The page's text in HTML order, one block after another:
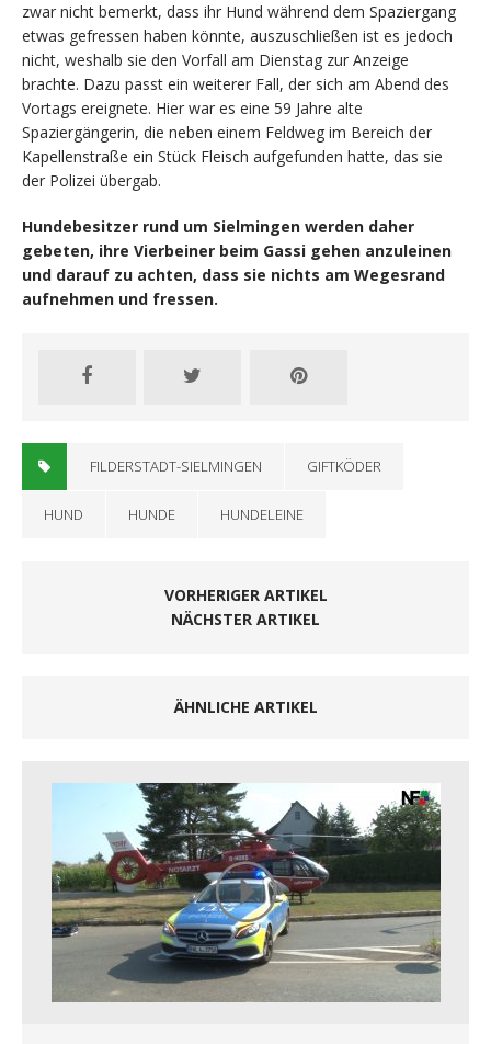
zwar nicht bemerkt, dass ihr Hund während dem Spaziergang
etwas gefressen haben könnte, auszuschließen ist es jedoch
nicht, weshalb sie den Vorfall am Dienstag zur Anzeige
brachte. Dazu passt ein weiterer Fall, der sich am Abend des
Vortags ereignete. Hier war es eine 59 Jahre alte
Spaziergängerin, die neben einem Feldweg im Bereich der
Kapellenstraße ein Stück Fleisch aufgefunden hatte, das sie
der Polizei übergab.
Hundebesitzer rund um Sielmingen werden daher
gebeten, ihre Vierbeiner beim Gassi gehen anzuleinen
und darauf zu achten, dass sie nichts am Wegesrand
aufnehmen und fressen.
FILDERSTADT-SIELMINGEN GIFTKÖDER
HUND HUNDE HUNDELEINE
VORHERIGER ARTIKEL
NÄCHSTER ARTIKEL
ÄHNLICHE ARTIKEL